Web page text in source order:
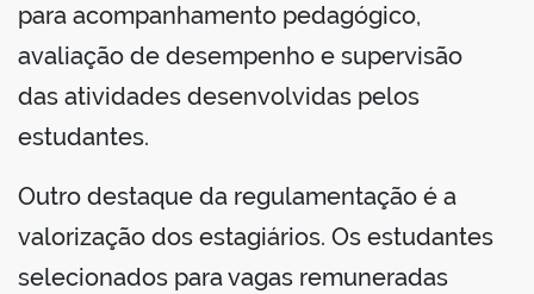
para acompanhamento pedagógico,
avaliação de desempenho e supervisão
das atividades desenvolvidas pelos
estudantes.
Outro destaque da regulamentação é a
valorização dos estagiários. Os estudantes
selecionados para vagas remuneradas